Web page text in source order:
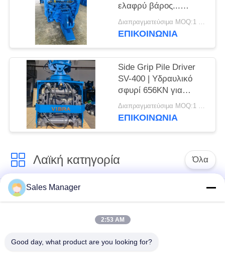
ελαφρύ βάρος...
ισχυρές δονήσεις.
Διαπραγματεύσιμα MOQ:1 SET
ΕΠΙΚΟΙΝΩΝΙΑ
Side Grip Pile Driver
SV-400 | Υδραυλικό
σφυρί 656KN για
στενούς χώρους
Διαπραγματεύσιμα MOQ:1 σετ
ΕΠΙΚΟΙΝΩΝΙΑ
Λαϊκή κατηγορία Όλα
υδραυλικών
πασσάλων
συναρμολογημένα
σωρό πρόγραμμα
Sales Manager
2:53 AM
Good day, what product are you looking for?